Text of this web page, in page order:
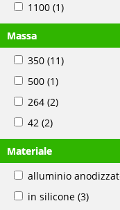
1100 (1)
Massa
350 (11)
500 (1)
264 (2)
42 (2)
Materiale
alluminio
in silicone (3)